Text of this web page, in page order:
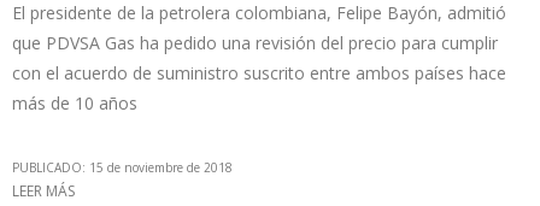
El presidente de la petrolera colombiana, Felipe Bayón, admitió
que PDVSA Gas ha pedido una revisión del precio para cumplir
con el acuerdo de suministro suscrito entre ambos países hace
más de 10 años
PUBLICADO: 15 de noviembre de 2018
LEER MÁS